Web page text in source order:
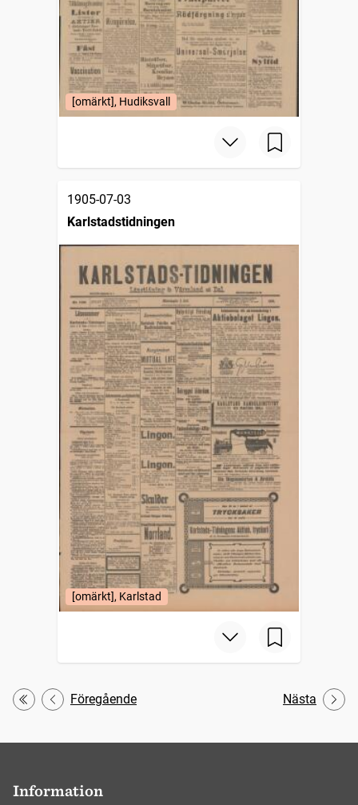
[omärkt], Hudiksvall
1905-07-03
Karlstadstidningen
[omärkt], Karlstad
Första
Föregående Nästa
Information